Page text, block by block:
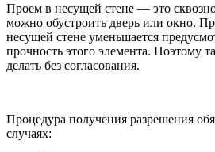
Проем в несущей стене — это
можно обустроить дверь или окно.
несущей стене уменьшается
прочность этого элемента. Поэтому
делать без согласования.
Процедура получения разрешения
случаях: